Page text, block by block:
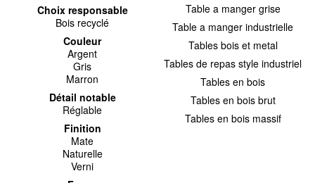
Choix responsable
Bois recyclé
Couleur
Argent
Gris
Marron
Détail notable
Réglable
Finition
Mate
Naturelle
Verni
Table a manger grise
Table a manger industrielle
Tables bois et metal
Tables de repas style industriel
Tables en bois
Tables en bois brut
Tables en bois massif